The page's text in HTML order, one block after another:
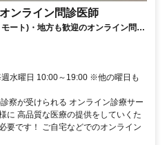
ンライン問診医師
ート)・地方も歓迎のオンライン問診
水曜日 10:00～19:00 ※他の曜日も
察が受けられる オンライン診療サー
に 高品質な医療の提供をしていくた
要です！ ご自宅などでのオンライン